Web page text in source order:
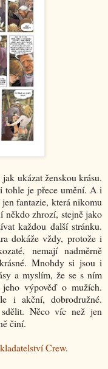
ukázat ženskou krásu.
tohle je přece umění. A i
fantazie, která nikomu
někdo zhrozí, stejně jako
každou další stránku.
dokáže vždy, protože i
nemají nadměrně
Mnohdy si jsou i
a myslím, že se s ním
výpověď o mužích.
i akční, dobrodružné.
Něco víc než jen
činí.
Crew.